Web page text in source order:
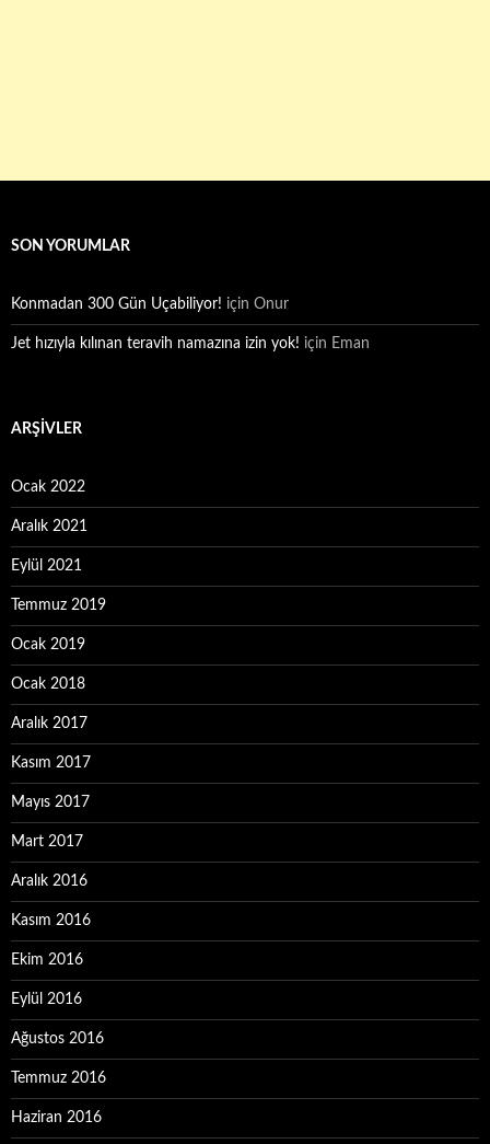
SON YORUMLAR
Konmadan 300 Gün Uçabiliyor! için Onur
Jet hızıyla kılınan teravih namazına izin yok! için Eman
ARŞIVLER
Ocak 2022
Aralık 2021
Eylül 2021
Temmuz 2019
Ocak 2019
Ocak 2018
Aralık 2017
Kasım 2017
Mayıs 2017
Mart 2017
Aralık 2016
Kasım 2016
Ekim 2016
Eylül 2016
Ağustos 2016
Temmuz 2016
Haziran 2016